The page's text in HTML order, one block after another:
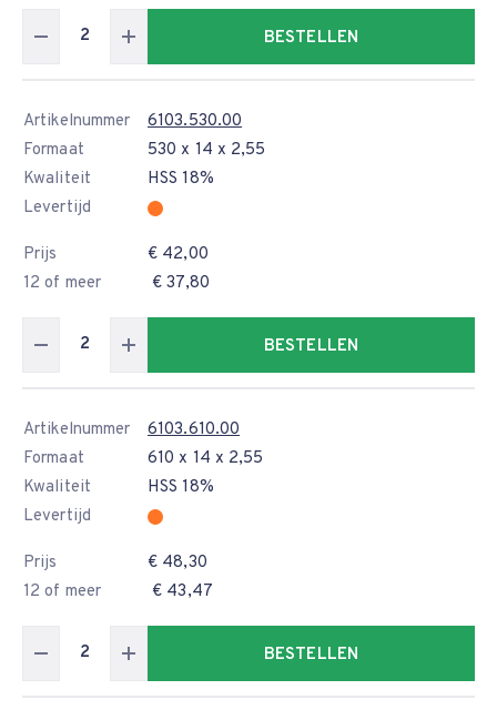
BESTELLEN
Artikelnummer
6103.530.00
Formaat
530 x 14 x 2,55
Kwaliteit
HSS 18%
Levertijd
Prijs
€ 42,00
12 of meer
€ 37,80
BESTELLEN
Artikelnummer
6103.610.00
Formaat
610 x 14 x 2,55
Kwaliteit
HSS 18%
Levertijd
Prijs
€ 48,30
12 of meer
€ 43,47
BESTELLEN